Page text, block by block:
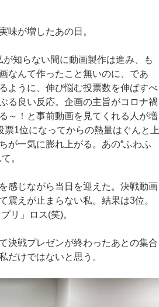
味が増したあの日。
知らない間に動画製作は進み、も
なんて作ったこと無いのに、であ
ように、伸び悩む投票数を伸ばすべ
る良い反応。企画の主旨がコロナ禍
～！と事前動画を見てくれる人が増
票1位になってからの熱量はぐんと上
が一気に膨れ上がる。あの“ふわふ
。
感じながら当日を迎えた。決戦動画
震えが止まらない私。結果は3位。
リ」ロス(笑)。
決戦プレゼンが終わったあとの集合
だけではないと思う。